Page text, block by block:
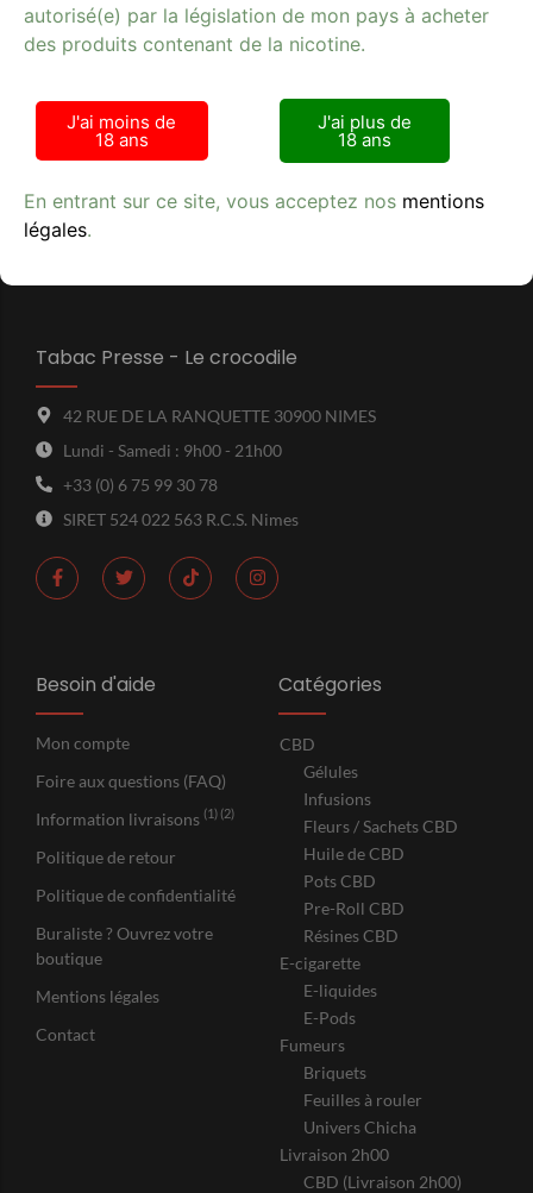
Tabac Presse - Le crocodile
42 RUE DE LA RANQUETTE 30900 NIMES
Lundi - Samedi : 9h00 - 21h00
+33 (0) 6 75 99 30 78
SIRET 524 022 563 R.C.S. Nimes
Besoin d'aide
Mon compte
Foire aux questions (FAQ)
Information livraisons (1) (2)
Politique de retour
Politique de confidentialité
Buraliste ? Ouvrez votre
boutique
Mentions légales
Contact
Catégories
CBD
Gélules
Infusions
Fleurs / Sachets CBD
Huile de CBD
Pots CBD
Pre-Roll CBD
Résines CBD
E-cigarette
E-liquides
E-Pods
Fumeurs
Briquets
Feuilles à rouler
Univers Chicha
Livraison 2h00
CBD (Livraison 2h00)
autorisé(e) par la législation de mon pays à acheter
des produits contenant de la nicotine.
J'ai moins de
18 ans
J'ai plus de
18 ans
En entrant sur ce site, vous acceptez nos mentions
légales.